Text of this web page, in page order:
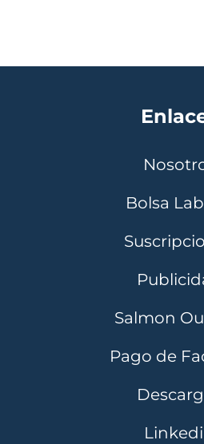
Bolsa
Salmon
Pago de